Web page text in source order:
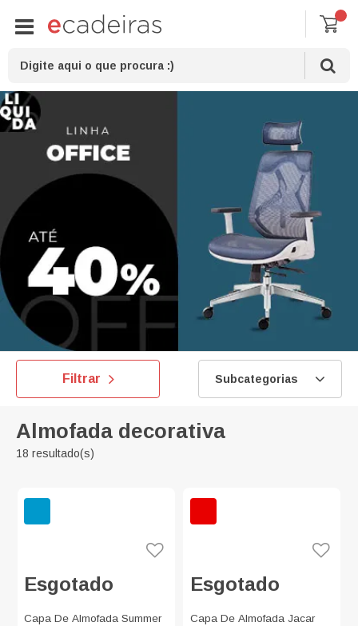
Filtrar
Almofada decorativa
18 resultado(s)
Subcategorias
Esgotado
Capa De Almofada Summer
Esgotado
Capa De Almofada Jacar